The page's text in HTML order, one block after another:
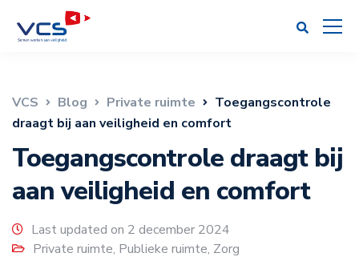
VCS Blog Private ruimte
Toegangscontrole
draagt bij aan veiligheid en comfort
Toegangscontrole draagt bij
aan veiligheid en comfort
Last updated on 2 december 2024
Private ruimte, Publieke ruimte, Zorg